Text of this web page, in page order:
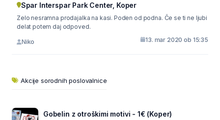
Spar Interspar Park Center, Koper
Zelo nesramna prodajalka na kasi. Poden od podna. Če se ti ne ljubi
delat potem daj odpoved.
Niko 13. mar 2020 ob 15:35
Akcije sorodnih poslovalnice
Gobelin z otroškimi motivi - 1€ (Koper)